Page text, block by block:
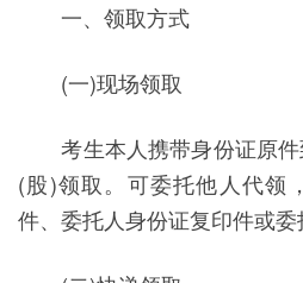
一、领取方式
(一)现场领取
考生本人携带身份证原件
(股)领取。可委托他人代领
件、委托人身份证复印件或委